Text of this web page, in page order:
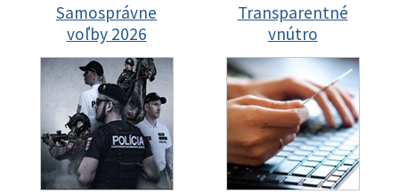
Samosprávne
voľby 2026
Transparentné
vnútro